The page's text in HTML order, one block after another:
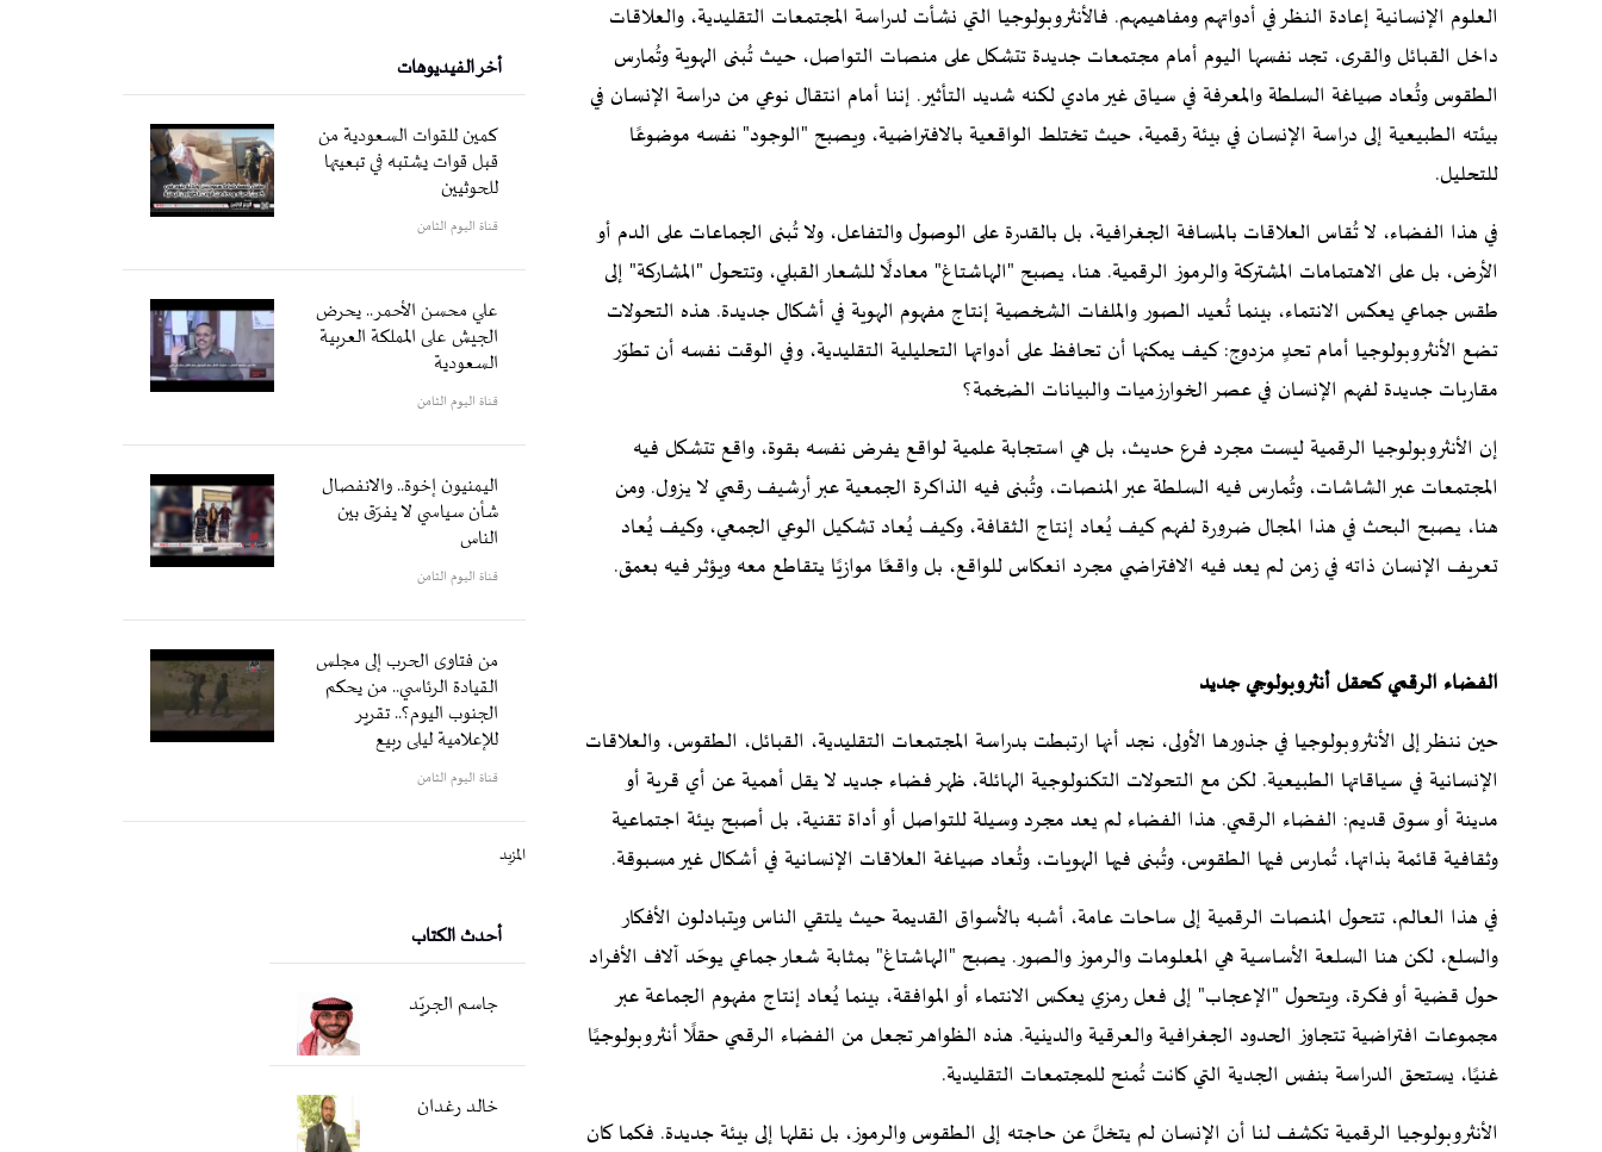
العلوم الإنسانية إعادة النظر في أدواتهم ومفاهيمهم. فالأنثروبولوجيا التي نشأت لدراسة المجتمعات التقليدية، والعلاقات
داخل القبائل والقرى، تجد نفسها اليوم أمام مجتمعات جديدة تتشكل على منصات التواصل، حيث تُبنى الهوية وتُمارس
الطقوس وتُعاد صياغة السلطة والمعرفة في سياق غير مادي لكنه شديد التأثير. إننا أمام انتقال نوعي من دراسة الإنسان في
بيئته الطبيعية إلى دراسة الإنسان في بيئة رقمية، حيث تختلط الواقعية بالافتراضية، ويصبح "الوجود" نفسه موضوعًا
للتحليل.
في هذا الفضاء، لا تُقاس العلاقات بالمسافة الجغرافية، بل بالقدرة على الوصول والتفاعل، ولا تُبنى الجماعات على الدم أو
الأرض، بل على الاهتمامات المشتركة والرموز الرقمية. هنا، يصبح "الهاشتاغ" معادلًا للشعار القبلي، وتتحول "المشاركة" إلى
طقس جماعي يعكس الانتماء، بينما تُعيد الصور والملفات الشخصية إنتاج مفهوم الهوية في أشكال جديدة. هذه التحولات
تضع الأنثروبولوجيا أمام تحدٍ مزدوج: كيف يمكنها أن تحافظ على أدواتها التحليلية التقليدية، وفي الوقت نفسه أن تطوّر
مقاربات جديدة لفهم الإنسان في عصر الخوارزميات والبيانات الضخمة؟
إن الأنثروبولوجيا الرقمية ليست مجرد فرع حديث، بل هي استجابة علمية لواقع يفرض نفسه بقوة، واقع تتشكل فيه
المجتمعات عبر الشاشات، وتُمارس فيه السلطة عبر المنصات، وتُبنى فيه الذاكرة الجمعية عبر أرشيف رقمي لا يزول. ومن
هنا، يصبح البحث في هذا المجال ضرورة لفهم كيف يُعاد إنتاج الثقافة، وكيف يُعاد تشكيل الوعي الجمعي، وكيف يُعاد
تعريف الإنسان ذاته في زمن لم يعد فيه الافتراضي مجرد انعكاس للواقع، بل واقعًا موازيًا يتقاطع معه ويؤثر فيه بعمق.
الفضاء الرقمي كحقل أنثروبولوجي جديد
حين ننظر إلى الأنثروبولوجيا في جذورها الأولى، نجد أنها ارتبطت بدراسة المجتمعات التقليدية، القبائل، الطقوس، والعلاقات
الإنسانية في سياقاتها الطبيعية. لكن مع التحولات التكنولوجية الهائلة، ظهر فضاء جديد لا يقل أهمية عن أي قرية أو
مدينة أو سوق قديم: الفضاء الرقمي. هذا الفضاء لم يعد مجرد وسيلة للتواصل أو أداة تقنية، بل أصبح بيئة اجتماعية
وثقافية قائمة بذاتها، تُمارس فيها الطقوس، وتُبنى فيها الهويات، وتُعاد صياغة العلاقات الإنسانية في أشكال غير مسبوقة.
في هذا العالم، تتحول المنصات الرقمية إلى ساحات عامة، أشبه بالأسواق القديمة حيث يلتقي الناس ويتبادلون الأفكار
والسلع، لكن هنا السلعة الأساسية هي المعلومات والرموز والصور. يصبح "الهاشتاغ" بمثابة شعار جماعي يوحّد آلاف الأفراد
حول قضية أو فكرة، ويتحول "الإعجاب" إلى فعل رمزي يعكس الانتماء أو الموافقة، بينما يُعاد إنتاج مفهوم الجماعة عبر
مجموعات افتراضية تتجاوز الحدود الجغرافية والعرقية والدينية. هذه الظواهر تجعل من الفضاء الرقمي حقلًا أنثروبولوجيًا
غنيًا، يستحق الدراسة بنفس الجدية التي كانت تُمنح للمجتمعات التقليدية.
الأنثروبولوجيا الرقمية تكشف لنا أن الإنسان لم يتخلَّ عن حاجته إلى الطقوس والرموز، بل نقلها إلى بيئة جديدة. فكما كان
أخر الفيديوهات
كمين للقوات السعودية من
قبل قوات يشتبه في تبعيتها
للحوثيين
قناة اليوم الثامن
علي محسن الأحمر.. يحرض
الجيش على المملكة العربية
السعودية
قناة اليوم الثامن
اليمنيون إخوة.. والانفصال
شأن سياسي لا يفرّق بين
الناس
قناة اليوم الثامن
من فتاوى الحرب إلى مجلس
القيادة الرئاسي.. من يحكم
الجنوب اليوم؟.. تقرير
للإعلامية ليلى ربيع
قناة اليوم الثامن
المزيد
أحدث الكتاب
جاسم الجريّد
خالد رغدان